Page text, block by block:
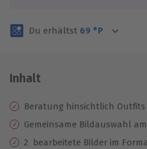
Du erhältst 69 °P
Inhalt
Beratung hinsichtlich
Gemeinsame Bildauswahl am
2 bearbeitete Bilder im